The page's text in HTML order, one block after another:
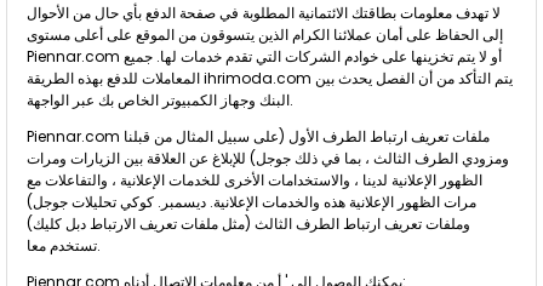
لا تهدف معلومات بطاقتك الائتمانية المطلوبة في صفحة الدفع بأي حال من الأحوال
إلى الحفاظ على أمان عملائنا الكرام الذين يتسوقون من الموقع على أعلى مستوى
Piennar.com أو لا يتم تخزينها على خوادم الشركات التي تقدم خدمات لها. جميع
المعاملات للدفع بهذه الطريقة ihrimoda.com يتم التأكد من أن الفصل يحدث بين
البنك وجهاز الكمبيوتر الخاص بك عبر الواجهة.
Piennar.com ملفات تعريف ارتباط الطرف الأول (على سبيل المثال من قبلنا
ومزودي الطرف الثالث ، بما في ذلك جوجل) للإبلاغ عن العلاقة بين الزيارات ومرات
الظهور الإعلانية لدينا ، والاستخدامات الأخرى للخدمات الإعلانية ، والتفاعلات مع
مرات الظهور الإعلانية هذه والخدمات الإعلانية. ديسمبر. كوكي تحليلات جوجل)
وملفات تعريف ارتباط الطرف الثالث (مثل ملفات تعريف الارتباط دبل كليك)
تستخدم معا.
Piennar.com يمكنك الوصول إلى ' أ من معلومات الاتصال أدناه: